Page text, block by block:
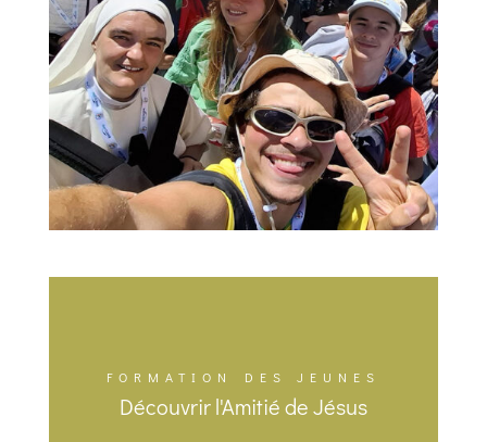
FORMATION DES JEUNES
Découvrir l'Amitié de Jésus